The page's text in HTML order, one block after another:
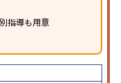
指導も用意